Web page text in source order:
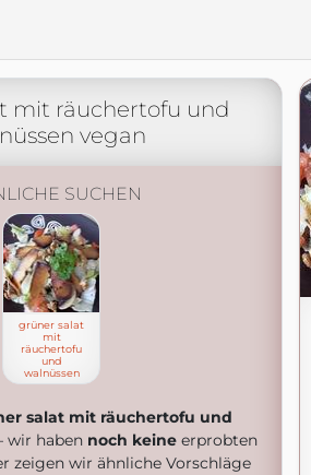
mit räuchertofu und
vegan
SUCHEN
grüner salat
mit
räuchertofu
und
walnüssen
salat mit räuchertofu und
wir haben noch keineerprobten
zeigen wir ähnliche Vorschläge